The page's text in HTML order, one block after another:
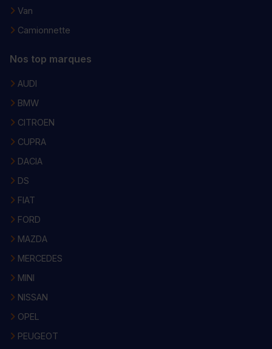
Van
Camionnette
Nos top marques
AUDI
BMW
CITROEN
CUPRA
DACIA
DS
FIAT
FORD
MAZDA
MERCEDES
MINI
NISSAN
OPEL
PEUGEOT